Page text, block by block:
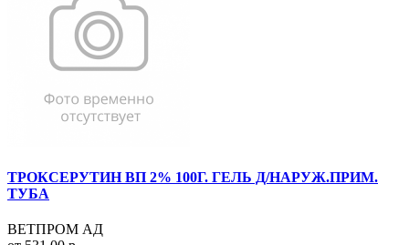
ТРОКСЕРУТИН ВП 2% 100Г. ГЕЛЬ Д/НАРУЖ.ПРИМ.
ТУБА
ВЕТПРОМ АД